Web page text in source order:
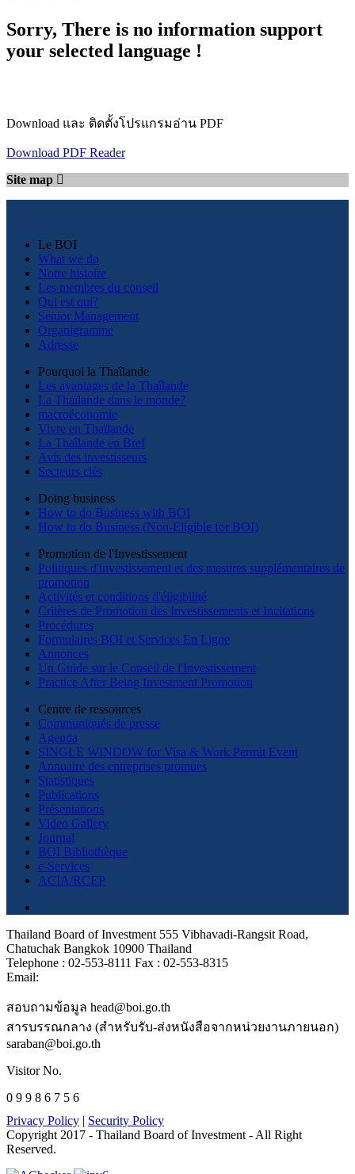
Sorry, There is no information support
your selected language !
Download และ ติดตั้งโปรแกรมอ่าน PDF
Download PDF Reader
Site map
Le BOI
What we do
Notre histoire
Les membres du conseil
Qui est qui?
Senior Management
Organigramme
Adresse
Pourquoi la Thaîlande
Les avantages de la Thaîlande
La Thaïlande dans le monde?
macroéconomie
Vivre en Thaïlande
La Thaîlande en Bref
Avis des investisseurs
Secteurs clés
Doing business
How to do Business with BOI
How to do Business (Non-Eligible for BOI)
Promotion de l'Investissement
Politiques d'investissement et des mesures supplémentaires de
promotion
Activités et conditions d'éligibilité
Critères de Promotion des Investissements et Incitations
Procédures
Formulaires BOI et Services En Ligne
Annonces
Un Guide sur le Conseil de l'Investissement
Practice After Being Investment Promotion
Centre de ressources
Communiqués de presse
Agenda
SINGLE WINDOW for Visa & Work Permit Event
Annuaire des entreprises promues
Statistiques
Publications
Présentations
Video Gallery
Journal
BOI Bibliothèque
e-Services
ACIA/RCEP
Thailand Board of Investment 555 Vibhavadi-Rangsit Road,
Chatuchak Bangkok 10900 Thailand
Telephone : 02-553-8111 Fax : 02-553-8315
Email:
สอบถามข้อมูล head@boi.go.th
สารบรรณกลาง (สำหรับรับ-ส่งหนังสือจากหน่วยงานภายนอก)
saraban@boi.go.th
Visitor No.
0 9 9 8 6 7 5 6
Privacy Policy | Security Policy
Copyright 2017 - Thailand Board of Investment - All Right
Reserved.